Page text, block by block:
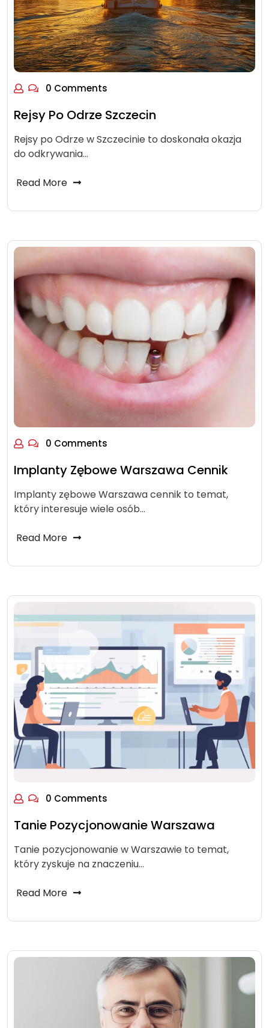
0 Comments
Rejsy Po Odrze Szczecin
Rejsy po Odrze w Szczecinie to doskonała okazja
do odkrywania…
Read More
0 Comments
Implanty Zębowe Warszawa Cennik
Implanty zębowe Warszawa cennik to temat,
który interesuje wiele osób…
Read More
0 Comments
Tanie Pozycjonowanie Warszawa
Tanie pozycjonowanie w Warszawie to temat,
który zyskuje na znaczeniu…
Read More